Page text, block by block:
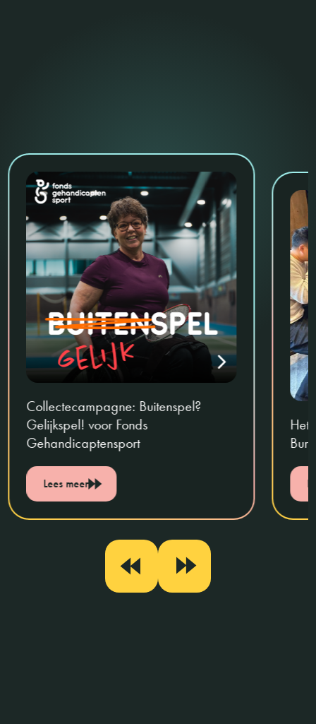
Collectecampagne: Buitenspel?
Gelijkspel! voor Fonds
Gehandicaptensport
Lees meer
Het